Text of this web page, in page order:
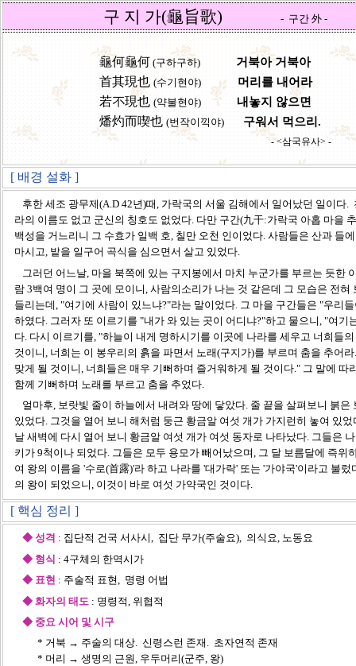
구 지 가(龜旨歌) - 구간 外 -
龜何龜何(구하구하) 거북아 거북아
首其現也 (수기현야) 머리를 내어라
若不現也 (약불현야) 내놓지 않으면
燔灼而喫也 (번작이끽야)구워서 먹으리.
- <삼국유사> -
[ 배경 설화 ]
후한 세조 광무제(A.D 42년)때, 가락국의 서울 김해에서 일어났던 일이다
라의 이름도 없고 군신의 칭호도 없었다. 다만 구간(九干:가락국 아홉 마을
백성을 거느리니 그 수효가 일백 호, 칠만 오천 인이었다. 사람들은 산과 들
마시고, 밭을 일구어 곡식을 심으면서 살고 있었다.
그러던 어느날, 마을 북쪽에 있는 구지봉에서 마치 누군가를 부르는 듯한
람 3백여 명이 그 곳에 모이니, 사람의소리가 나는 것 같은데 그 모습은 전혀
들리는데, "여기에 사람이 있느냐?"라는 말이었다. 그 마을 구간들은 "우리
하였다. 그러자 또 이르기를 "내가 와 있는 곳이 어디냐?"하고 물으니, "여기
다. 다시 이르기를, "하늘이 내게 명하시기를 이곳에 나라를 세우고 너희들
것이니, 너희는 이 봉우리의 흙을 파면서 노래(구지가)를 부르며 춤을 추어
맞게 될 것이니, 너희들은 매우 기뻐하며 즐거워하게 될 것이다." 그 말에 따
함께 기뻐하며 노래를 부르고 춤을 추었다.
얼마후, 보랏빛 줄이 하늘에서 내려와 땅에 닿았다. 줄 끝을 살펴보니 붉
있었다. 그것을 열어 보니 해처럼 둥근 황금알 여섯 개가 가지런히 놓여 있
날 새벽에 다시 열어 보니 황금알 여섯 개가 여섯 동자로 나타났다. 그들은
키가 9척이나 되었다. 그들은 모두 용모가 빼어났으며, 그 달 보름달에 즉위
여 왕의 이름을 '수로(首露)'라 하고 나라를 '대가락' 또는 '가야국'이라고 불
의 왕이 되었으니, 이것이 바로 여섯 가약국인 것이다.
[ 핵심 정리 ]
◆ 성격 : 집단적 건국 서사시, 집단 무가(주술요), 의식요, 노동요
◆ 형식 : 4구체의 한역시가
◆ 표현 : 주술적 표현, 명령 어법
◆ 화자의 태도 : 명령적, 위협적
◆ 중요 시어 및 시구
* 거북 → 주술의 대상. 신령스런 존재. 초자연적 존재
* 머리 → 생명의 근원, 우두머리(군주, 왕)